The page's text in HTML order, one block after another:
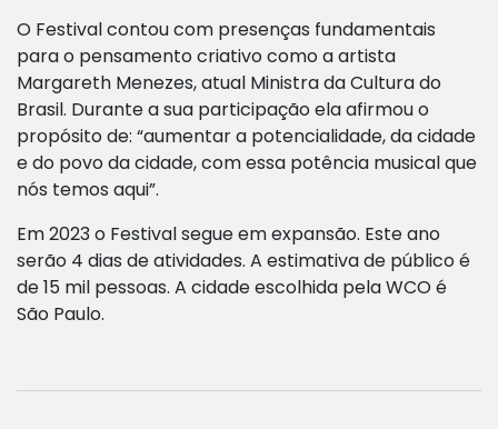
O Festival contou com presenças fundamentais
para o pensamento criativo como a artista
Margareth Menezes, atual Ministra da Cultura do
Brasil. Durante a sua participação ela afirmou o
propósito de: “aumentar a potencialidade, da cidade
e do povo da cidade, com essa potência musical que
nós temos aqui”.
Em 2023 o Festival segue em expansão. Este ano
serão 4 dias de atividades. A estimativa de público é
de 15 mil pessoas. A cidade escolhida pela WCO é
São Paulo.